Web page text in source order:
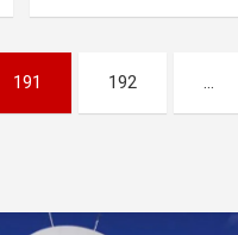
191 192 …